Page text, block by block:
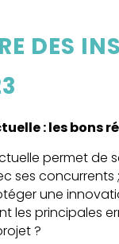
DES
: les bons
permet de
ses concurrents
une
les principales
?